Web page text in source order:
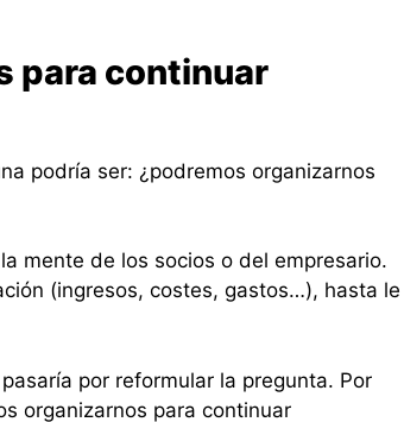
para continuar
podría ser: ¿podremos organizarnos
mente de los socios o del empresario.
(ingresos, costes, gastos…), hasta le
por reformular la pregunta. Por
organizarnos para continuar